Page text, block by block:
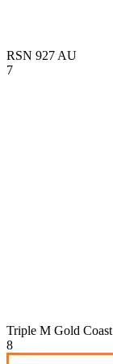
RSN 927 AU
7
Triple M Gold Coast
8